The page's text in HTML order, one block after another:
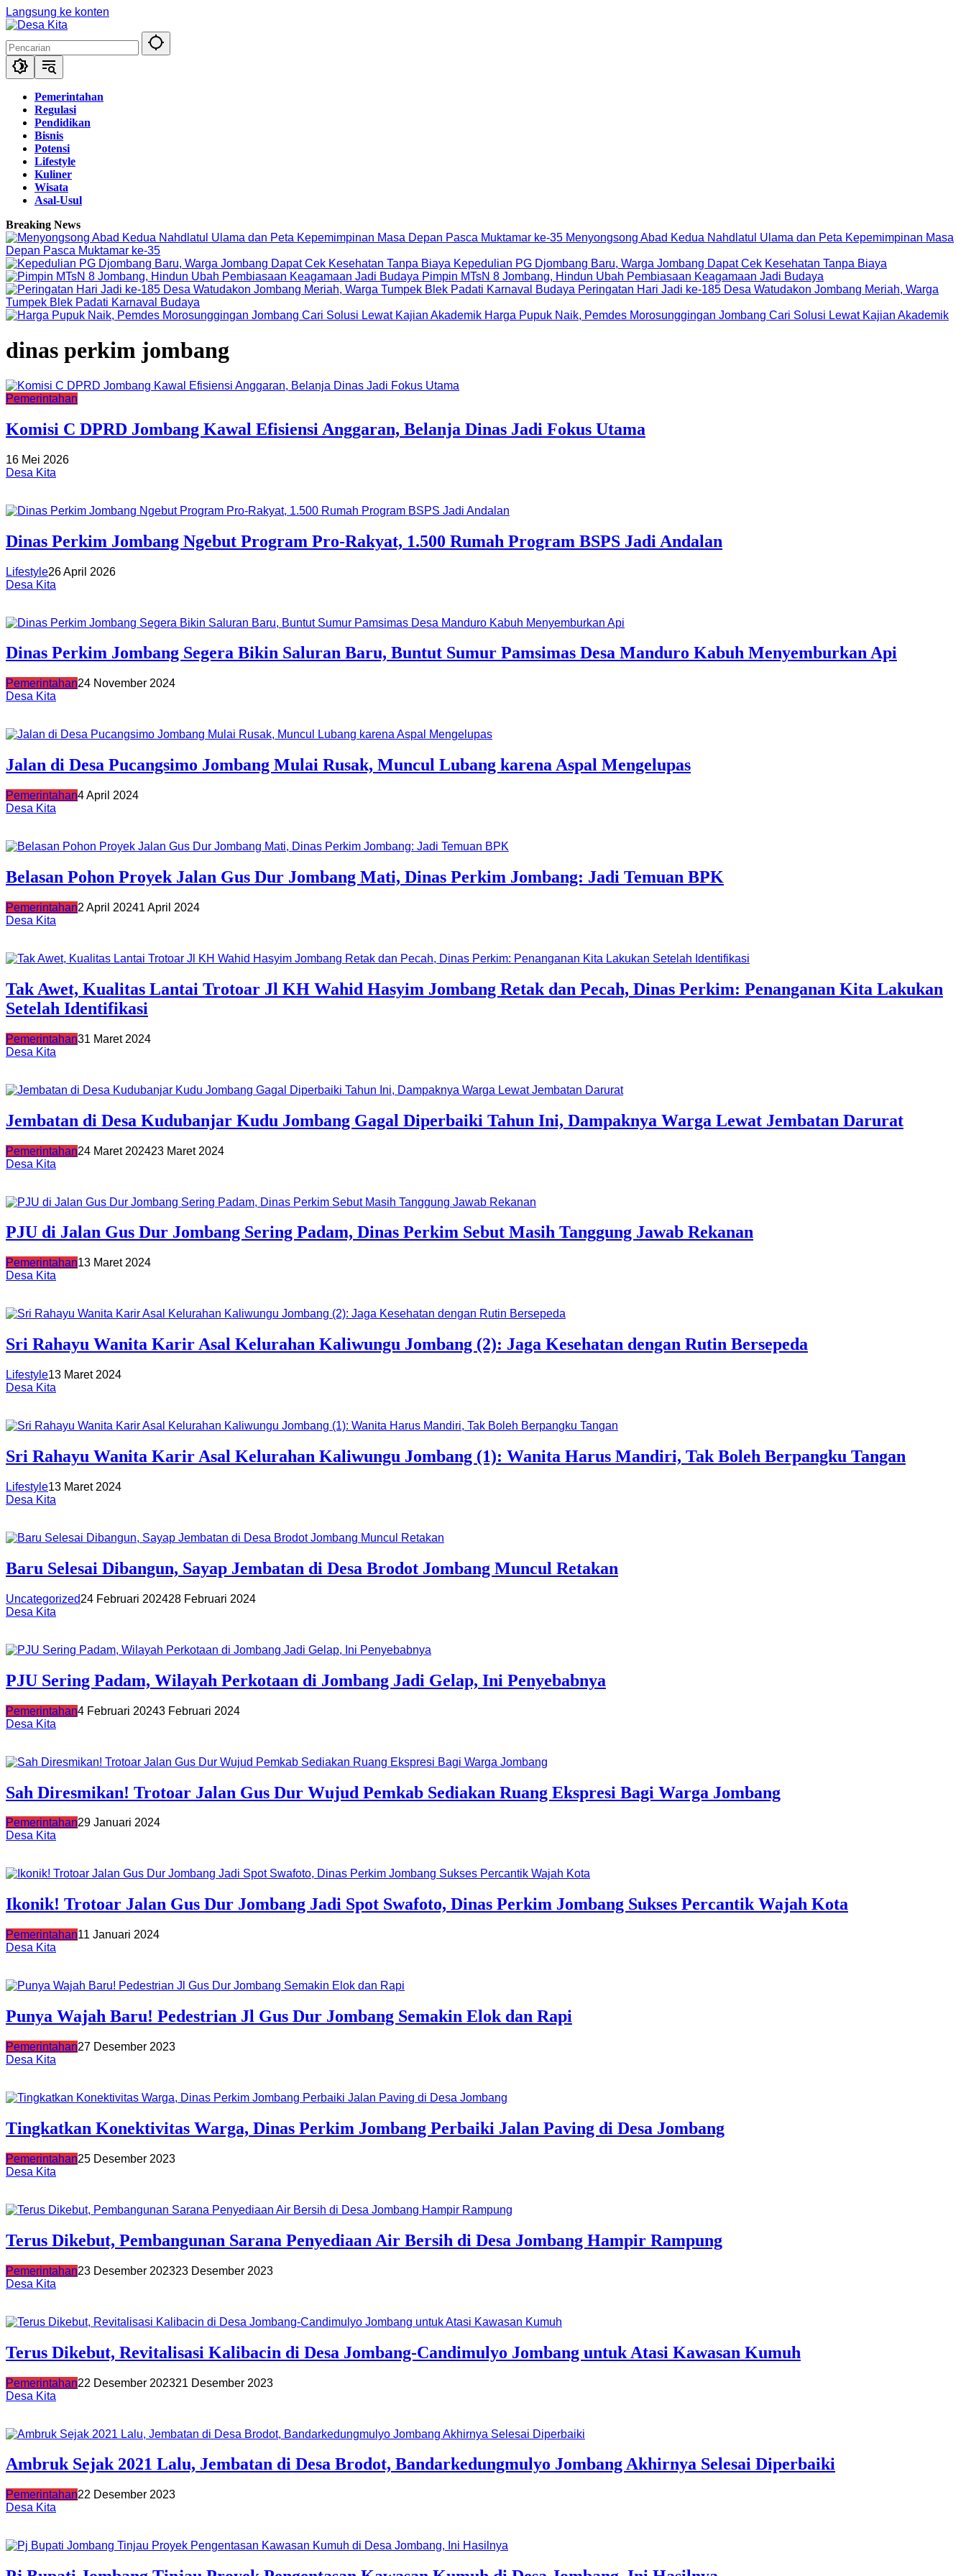
Langsung ke konten
Pemerintahan
Regulasi
Pendidikan
Bisnis
Potensi
Lifestyle
Kuliner
Wisata
Asal-Usul
Breaking News
Menyongsong Abad Kedua Nahdlatul Ulama dan Peta Kepemimpinan Masa
Depan Pasca Muktamar ke-35
Kepedulian PG Djombang Baru, Warga Jombang Dapat Cek Kesehatan Tanpa Biaya
Pimpin MTsN 8 Jombang, Hindun Ubah Pembiasaan Keagamaan Jadi Budaya
Peringatan Hari Jadi ke-185 Desa Watudakon Jombang Meriah, Warga
Tumpek Blek Padati Karnaval Budaya
Harga Pupuk Naik, Pemdes Morosunggingan Jombang Cari Solusi Lewat Kajian Akademik
dinas perkim jombang
Pemerintahan
Komisi C DPRD Jombang Kawal Efisiensi Anggaran, Belanja Dinas Jadi Fokus Utama
16 Mei 2026
Desa Kita
Dinas Perkim Jombang Ngebut Program Pro-Rakyat, 1.500 Rumah Program BSPS Jadi Andalan
Lifestyle26 April 2026
Desa Kita
Dinas Perkim Jombang Segera Bikin Saluran Baru, Buntut Sumur Pamsimas Desa Manduro Kabuh Menyemburkan Api
Pemerintahan24 November 2024
Desa Kita
Jalan di Desa Pucangsimo Jombang Mulai Rusak, Muncul Lubang karena Aspal Mengelupas
Pemerintahan4 April 2024
Desa Kita
Belasan Pohon Proyek Jalan Gus Dur Jombang Mati, Dinas Perkim Jombang: Jadi Temuan BPK
Pemerintahan2 April 20241 April 2024
Desa Kita
Tak Awet, Kualitas Lantai Trotoar Jl KH Wahid Hasyim Jombang Retak dan Pecah, Dinas Perkim: Penanganan Kita Lakukan
Setelah Identifikasi
Pemerintahan31 Maret 2024
Desa Kita
Jembatan di Desa Kudubanjar Kudu Jombang Gagal Diperbaiki Tahun Ini, Dampaknya Warga Lewat Jembatan Darurat
Pemerintahan24 Maret 202423 Maret 2024
Desa Kita
PJU di Jalan Gus Dur Jombang Sering Padam, Dinas Perkim Sebut Masih Tanggung Jawab Rekanan
Pemerintahan13 Maret 2024
Desa Kita
Sri Rahayu Wanita Karir Asal Kelurahan Kaliwungu Jombang (2): Jaga Kesehatan dengan Rutin Bersepeda
Lifestyle13 Maret 2024
Desa Kita
Sri Rahayu Wanita Karir Asal Kelurahan Kaliwungu Jombang (1): Wanita Harus Mandiri, Tak Boleh Berpangku Tangan
Lifestyle13 Maret 2024
Desa Kita
Baru Selesai Dibangun, Sayap Jembatan di Desa Brodot Jombang Muncul Retakan
Uncategorized24 Februari 202428 Februari 2024
Desa Kita
PJU Sering Padam, Wilayah Perkotaan di Jombang Jadi Gelap, Ini Penyebabnya
Pemerintahan4 Februari 20243 Februari 2024
Desa Kita
Sah Diresmikan! Trotoar Jalan Gus Dur Wujud Pemkab Sediakan Ruang Ekspresi Bagi Warga Jombang
Pemerintahan29 Januari 2024
Desa Kita
Ikonik! Trotoar Jalan Gus Dur Jombang Jadi Spot Swafoto, Dinas Perkim Jombang Sukses Percantik Wajah Kota
Pemerintahan11 Januari 2024
Desa Kita
Punya Wajah Baru! Pedestrian Jl Gus Dur Jombang Semakin Elok dan Rapi
Pemerintahan27 Desember 2023
Desa Kita
Tingkatkan Konektivitas Warga, Dinas Perkim Jombang Perbaiki Jalan Paving di Desa Jombang
Pemerintahan25 Desember 2023
Desa Kita
Terus Dikebut, Pembangunan Sarana Penyediaan Air Bersih di Desa Jombang Hampir Rampung
Pemerintahan23 Desember 202323 Desember 2023
Desa Kita
Terus Dikebut, Revitalisasi Kalibacin di Desa Jombang-Candimulyo Jombang untuk Atasi Kawasan Kumuh
Pemerintahan22 Desember 202321 Desember 2023
Desa Kita
Ambruk Sejak 2021 Lalu, Jembatan di Desa Brodot, Bandarkedungmulyo Jombang Akhirnya Selesai Diperbaiki
Pemerintahan22 Desember 2023
Desa Kita